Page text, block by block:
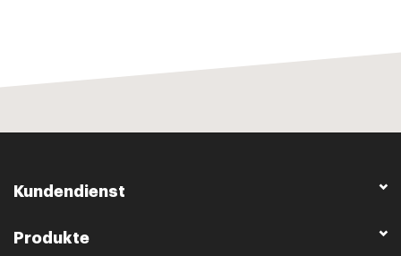
Kundendienst
Produkte